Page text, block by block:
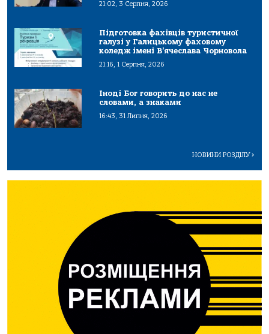
21:02, 3 Серпня, 2026
Підготовка фахівців туристичної
галузі у Галицькому фаховому
коледж імені В’ячеслава Чорновола
21:16, 1 Серпня, 2026
Іноді Бог говорить до нас не
словами, а знаками
16:43, 31 Липня, 2026
НОВИНИ РОЗДІЛУ>